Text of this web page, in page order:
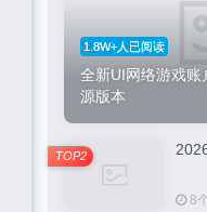
1.8W+人已阅读
全新UI网络游戏
源版本
8
TOP2